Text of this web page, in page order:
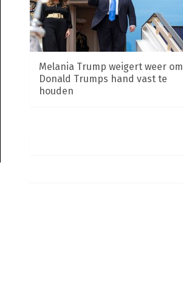
Melania Trump weigert weer om
Donald Trumps hand vast te
houden